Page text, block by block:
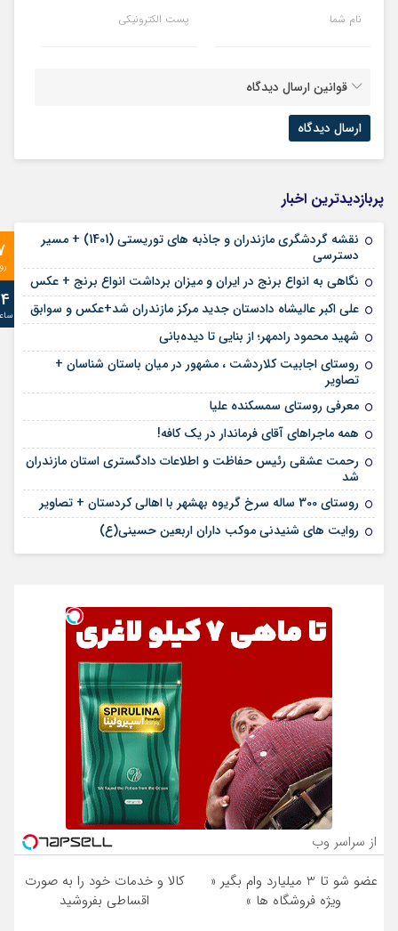
نام شما پست الکترونیکی
قوانین ارسال دیدگاه
پربازدیدترین اخبار
نقشه گردشگری مازندران و جاذبه های توریستی (1401) + مسیر
دسترسی
نگاهی به انواع برنج در ایران و میزان برداشت انواع برنج + عکس
علی‌ اکبر عالیشاه دادستان جدید مرکز مازندران شد+عکس و سوابق
شهید محمود رادمهر؛ از بنایی تا دیده‌بانی
روستای اجابیت کلاردشت ، مشهور در میان باستان شناسان +
تصاویر
معرفی روستای سمسکنده علیا
همه ماجراهای آقای فرماندار در یک کافه!
رحمت عشقی رئیس حفاظت و اطلاعات دادگستری استان مازندران
شد
روستای 300 ساله سرخ ‌گریوه بهشهر با اهالی کردستان + تصاویر
روایت های شنیدنی موکب داران اربعین حسینی(ع)
از سراسر وب
عضو شو تا 3 میلیارد وام بگیر «
ویژه فروشگاه ها »
کالا و خدمات خود را به صورت
اقساطی بفروشید